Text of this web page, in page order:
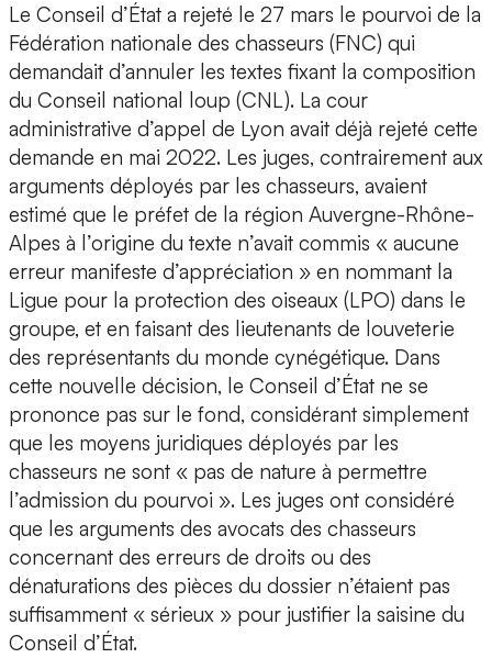
Le Conseil d’État a rejeté le 27 mars le pourvoi de la
Fédération nationale des chasseurs (FNC) qui
demandait d’annuler les textes fixant la composition
du Conseil national loup (CNL). La cour
administrative d’appel de Lyon avait déjà rejeté cette
demande en mai 2022. Les juges, contrairement aux
arguments déployés par les chasseurs, avaient
estimé que le préfet de la région Auvergne-Rhône-
Alpes à l’origine du texte n’avait commis « aucune
erreur manifeste d’appréciation » en nommant la
Ligue pour la protection des oiseaux (LPO) dans le
groupe, et en faisant des lieutenants de louveterie
des représentants du monde cynégétique. Dans
cette nouvelle décision, le Conseil d’État ne se
prononce pas sur le fond, considérant simplement
que les moyens juridiques déployés par les
chasseurs ne sont « pas de nature à permettre
l’admission du pourvoi ». Les juges ont considéré
que les arguments des avocats des chasseurs
concernant des erreurs de droits ou des
dénaturations des pièces du dossier n’étaient pas
suffisamment « sérieux » pour justifier la saisine du
Conseil d’État.